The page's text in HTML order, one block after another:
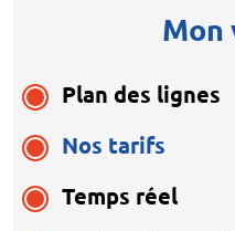
Mon
Plan des lignes
Nos tarifs
Temps réel